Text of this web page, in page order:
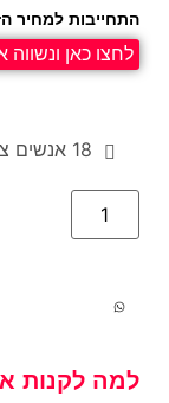
התחייבות למחיר
לחצו כאן
18 אנשים
למה לקנות